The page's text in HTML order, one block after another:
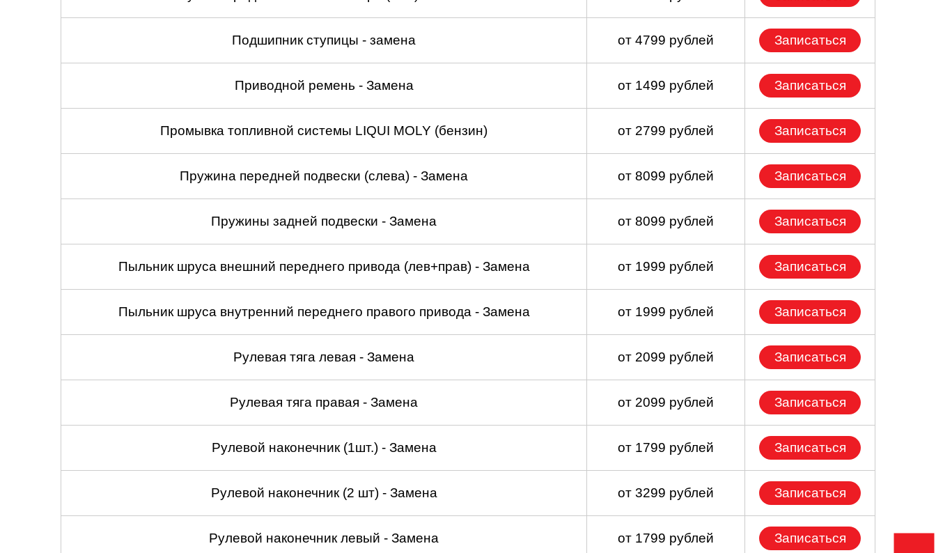
Подшипник ступицы - замена от 4799 рублей Записаться
Приводной ремень - Замена от 1499 рублей Записаться
Промывка топливной системы LIQUI MOLY (бензин) от 2799 рублей Записаться
Пружина передней подвески (слева) - Замена от 8099 рублей Записаться
Пружины задней подвески - Замена от 8099 рублей Записаться
Пыльник шруса внешний переднего привода (лев+прав) - Замена от 1999 рублей Записаться
Пыльник шруса внутренний переднего правого привода - Замена от 1999 рублей Записаться
Рулевая тяга левая - Замена от 2099 рублей Записаться
Рулевая тяга правая - Замена от 2099 рублей Записаться
Рулевой наконечник (1шт.) - Замена от 1799 рублей Записаться
Рулевой наконечник (2 шт) - Замена от 3299 рублей Записаться
Рулевой наконечник левый - Замена от 1799 рублей Записаться